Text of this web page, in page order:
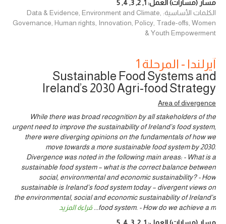
مسار (مسارات) العمل: 1
,
2
,
3
,
4
,
5
الكلمات الأساسية: Data & Evidence, Environment and Climate,
Governance, Human rights, Innovation, Policy, Trade-offs, Women
& Youth Empowerment
آيرلندا - المرحلة 1
Sustainable Food Systems and
Ireland’s 2030 Agri-food Strategy
Area of divergence
While there was broad recognition by all stakeholders of the
urgent need to improve the sustainability of Ireland’s food system,
there were diverging opinions on the fundamentals of how we
move towards a more sustainable food system by 2030.
Divergence was noted in the following main areas: - What is a
sustainable food system – what is the correct balance between
social, environmental and economic sustainability? - How
sustainable is Ireland’s food system today – divergent views on
the environmental, social and economic sustainability of Ireland’s
food system. - How do we achieve a m
... قراءة المزيد
مسار (مسارات) العمل:1
,
2
,
3
,
4
,
5